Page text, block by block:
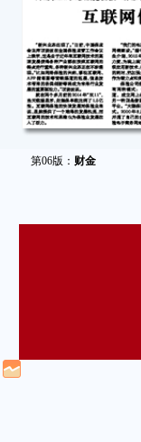
第06版： 财金